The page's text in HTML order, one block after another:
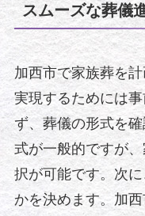
スムーズな葬儀
加西市で家族葬を
実現するためには
ず、葬儀の形式を
式が一般的ですが
択が可能です。次
かを決めます。加